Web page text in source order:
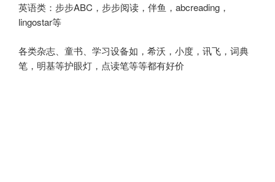
英语类：步步ABC，步步阅读，伴鱼，abcreading，
lingostar等
各类杂志、童书、学习设备如，希沃，小度，讯飞，词典
笔，明基等护眼灯，点读笔等等都有好价